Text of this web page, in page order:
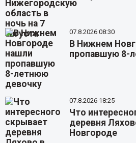
07.8.2026 08:30
В Нижнем
пропавшую 8-
07.8.2026 18:25
Что
деревня
Новгороде